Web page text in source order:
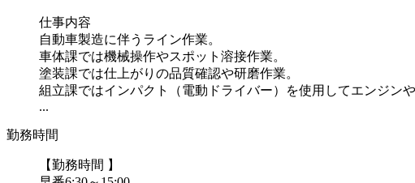
仕事内容
自動車製造に伴うライン作業。
車体課では機械操作やスポット溶接作業。
塗装課では仕上がりの品質確認や研磨作業。
組立課ではインパクト（電動ドライバー）を使用してエンジン
...
勤務時間
【勤務時間 】